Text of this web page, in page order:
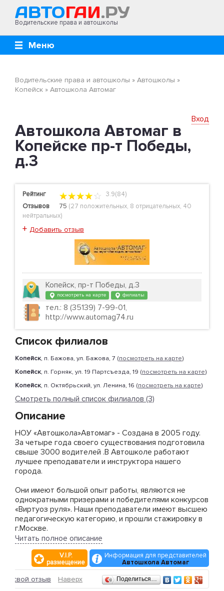
Водительские права и автошколы
Меню
Водительские права и автошколы » Автошколы »
Копейск » Автошкола Автомаг
Вход
Автошкола Автомаг в
Копейске пр-т Победы,
д.3
Рейтинг
3.9(84)
Отзывов
75 (27 положительных, 8 отрицательных, 40
нейтральных)
+ Добавить отзыв
Копейск, пр-т Победы, д.3
посмотреть на карте филиалы
тел.: 8 (35139) 7-99-01,
http://www.automag74.ru
Список филиалов
Копейск, п. Бажова, ул. Бажова, 7 (посмотреть на карте)
Копейск, п. Горняк, ул. 19 Партсъезда, 19 (посмотреть на карте)
Копейск, п. Октябрьский, ул. Ленина, 16 (посмотреть на карте)
Смотреть полный список филиалов (3)
Описание
НОУ «Автошкола»Автомаг» - Создана в 2005 году.
За четыре года своего существования подготовила
свыше 3000 водителей .В Автошколе работают
лучшее преподаватели и инструктора нашего
города.
Они имеют большой опыт работы, являются не
однократными призерами и победителями конкурсов
«Виртуоз руля». Наши преподаватели имеют высшею
педагогическую категорию, и прошли стажировку в
г.Москве.
Руководство школы в июне 2009 г. будет проходить
стажировку по изучению зарубежного опыта
подготовки водителей в Берлине. Благодаря опыту и
стажу педагогического коллектива НОУ
«Автошкола» Автомаг» является лидером в
Читать полное описание
V.I.P.
размещение
Информация для представителей
Автошкола Автомаг
Отзывы
свой отзыв Наверх Поделиться…